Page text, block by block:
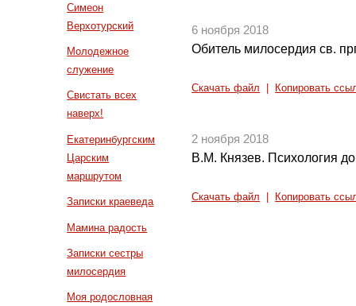
Симеон
Верхотурский
Молодежное
служение
Свистать всех
наверх!
Екатеринбургским
Царским
маршрутом
Записки краеведа
Мамина радость
Записки сестры
милосердия
Моя родословная
6 ноября 2018
Обитель милосердия св.
Скачать файл Копировать
2 ноября 2018
В.М. Князев. Психология
Скачать файл Копировать